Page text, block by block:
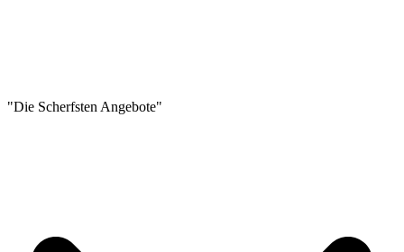
"Die Scherfsten Angebote"